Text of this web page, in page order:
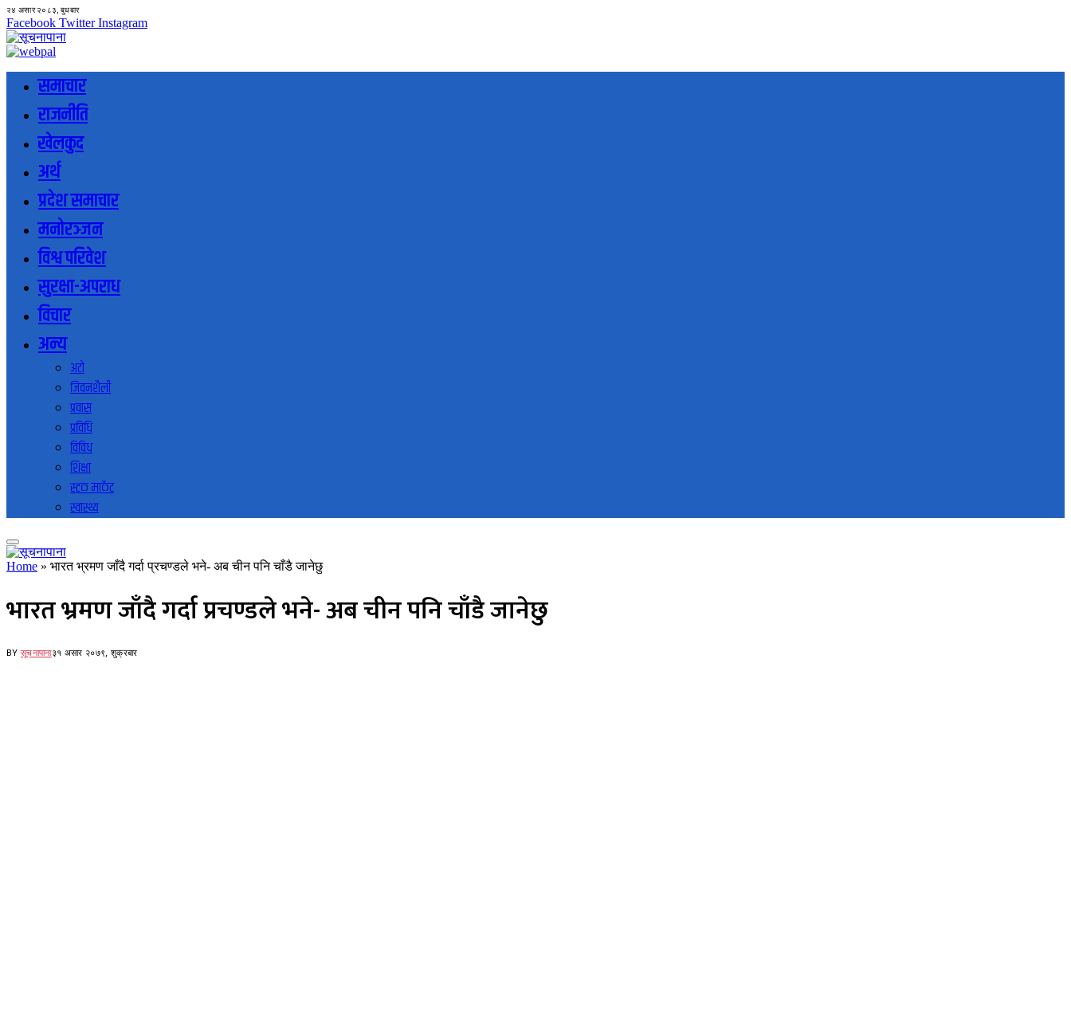
२४ असार २०८३, बुधबार
Facebook Twitter Instagram
समाचार
राजनीति
खेलकुद
अर्थ
प्रदेश समाचार
मनोरञ्जन
विश्व परिवेश
सुरक्षा-अपराध
विचार
अन्य
अटो
जिवनशैली
प्रवास
प्रविधि
विविध
शिक्षा
स्टक मार्केट
स्वास्थ्य
Home » भारत भ्रमण जाँदै गर्दा प्रचण्डले भने- अब चीन पनि चाँडै जानेछु
भारत भ्रमण जाँदै गर्दा प्रचण्डले भने- अब चीन पनि चाँडै जानेछु
BY सूचनापाना३१ असार २०७९, शुक्रबार